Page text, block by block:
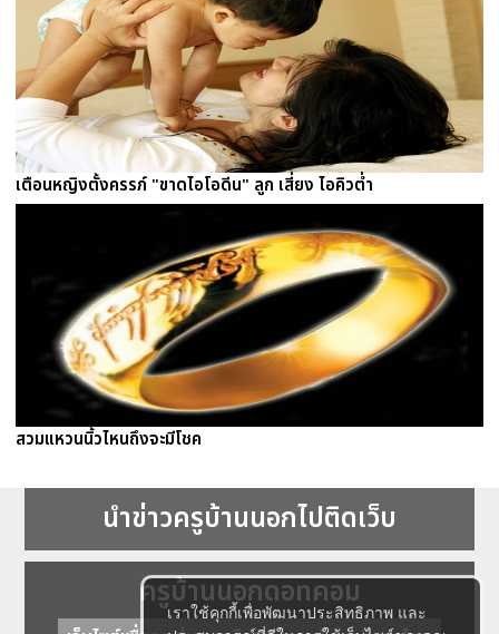
เราใช้คุกกี้เพื่อพัฒนาประสิทธิภาพ และ
เตือนหญิงตั้งครรภ์ "ขาดไอโอดีน" ลูก เสี่ยง ไอคิวต่ำ
สวมแหวนนิ้วไหนถึงจะมีโชค
นำข่าวครูบ้านนอกไปติดเว็บ
ครูบ้านนอกดอทคอม